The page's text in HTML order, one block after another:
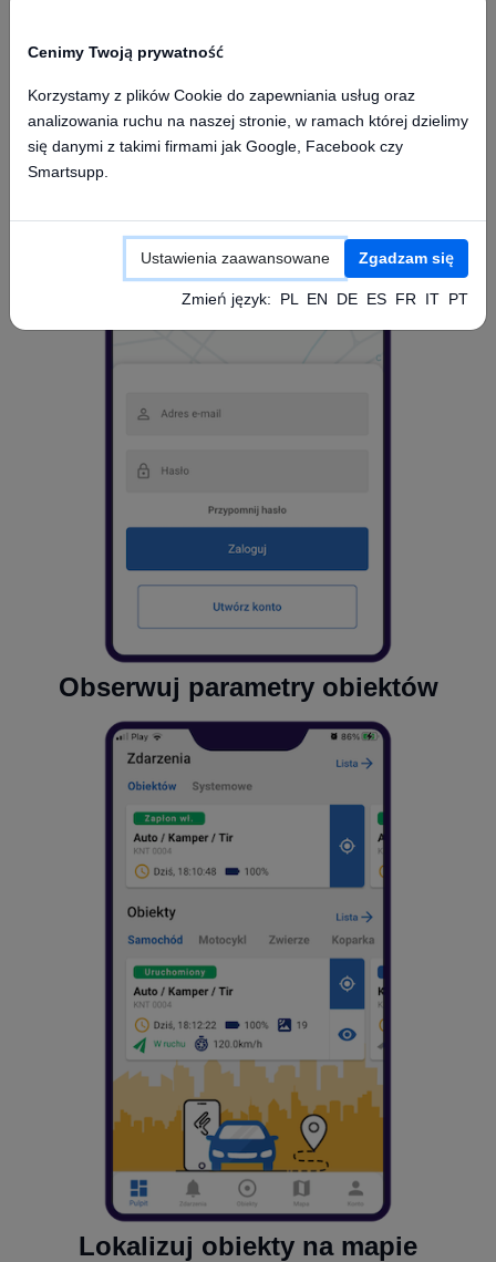
Dostęp z aplikacji mobilnej
Obserwuj parametry obiektów
Lokalizuj obiekty na mapie
Cenimy Twoją prywatność
Korzystamy z plików Cookie do zapewniania usług oraz
analizowania ruchu na naszej stronie, w ramach której dzielimy
się danymi z takimi firmami jak Google, Facebook czy
Smartsupp.
Ustawienia zaawansowane Zgadzam się
Zmień język: PL EN DE ES FR IT PT